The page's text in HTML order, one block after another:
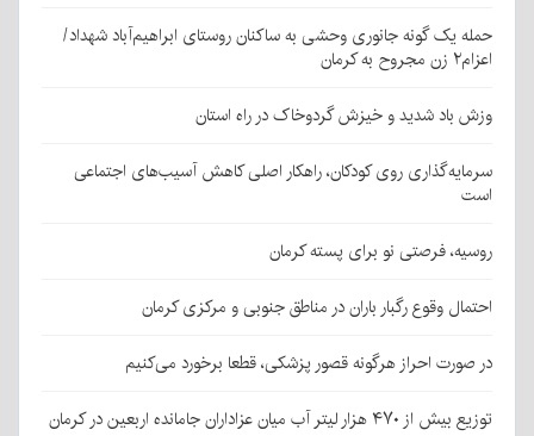
حمله یک گونه جانوری وحشی به ساکنان روستای ابراهیم‌آباد شهداد/
اعزام۲ زن مجروح به کرمان
وزش باد شدید و خیزش گردوخاک در راه استان
سرمایه‌گذاری روی کودکان، راهکار اصلی کاهش آسیب‌های اجتماعی
است
روسیه، فرصتی نو برای پسته کرمان
احتمال وقوع رگبار باران در مناطق جنوبی و مرکزی کرمان
در صورت احراز هرگونه قصور پزشکی، قطعا برخورد می‌کنیم
توزیع بیش از ۴۷۰ هزار لیتر آب میان عزاداران جامانده اربعین در کرمان